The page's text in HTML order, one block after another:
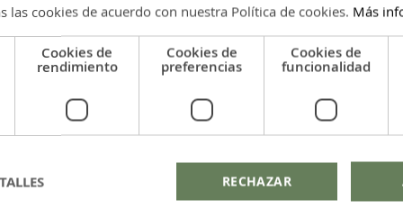
1,50 € 1,50 €
Página
son componentes clave en la creación de joyas
funcionalidad y un estilo más sofisticado. En La
las cookies de acuerdo con nuestra Política de cookies. Más
Cookies de
rendimiento
Cookies de
preferencias
Cookies de
funcionalidad
RECHAZAR